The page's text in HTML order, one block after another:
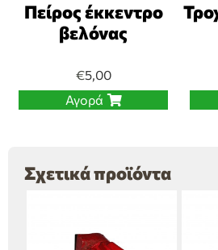
Πείρος έκκεντρο
βελόνας
€5,00
Αγορά
Σχετικά προϊόντα